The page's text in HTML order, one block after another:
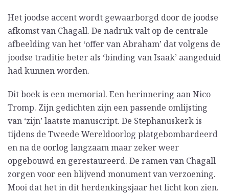
Het joodse accent wordt gewaarborgd door de joodse
afkomst van Chagall. De nadruk valt op de centrale
afbeelding van het ‘offer van Abraham’ dat volgens de
joodse traditie beter als ‘binding van Isaak’ aangeduid
had kunnen worden.
Dit boek is een memorial. Een herinnering aan Nico
Tromp. Zijn gedichten zijn een passende omlijsting
van ‘zijn’ laatste manuscript. De Stephanuskerk is
tijdens de Tweede Wereldoorlog platgebombardeerd
en na de oorlog langzaam maar zeker weer
opgebouwd en gerestaureerd. De ramen van Chagall
zorgen voor een blijvend monument van verzoening.
Mooi dat het in dit herdenkingsjaar het licht kon zien.